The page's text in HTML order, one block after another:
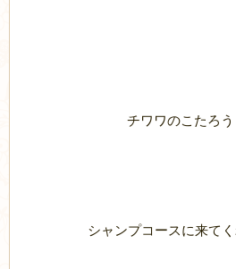
チワワのこたろう
シャンプコースに来て